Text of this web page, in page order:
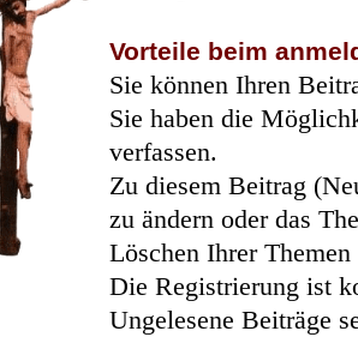
Vorteile beim
Sie können Ihren
Sie haben die
verfassen.
Zu diesem Beitrag
zu ändern oder das
Löschen Ihrer
Die Registrierung ist
Ungelesene Beiträge